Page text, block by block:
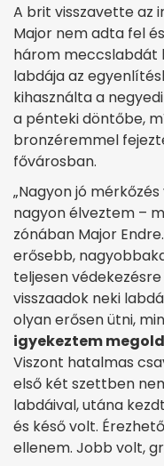
A brit visszavette az
Major nem adta fel
három meccslabdát
labdája az
kihasználta a
a pénteki döntőbe,
bronzéremmel
fővárosban.
„Nagyon jó
nagyon élveztem –
zónában Major
erősebb,
teljesen
visszaadok neki
olyan erősen ütni,
igyekeztem
Viszont hatalmas
első két szettben
labdáival, utána
és késő volt.
ellenem. Jobb volt,